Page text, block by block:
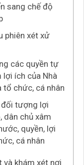
sang chế độ
phiên xét xử
các quyền tự
lợi ích của Nhà
tổ chức, cá nhân
tượng lợi
dân chủ xâm
quyền, lợi
cá nhân
và khám xét nơi